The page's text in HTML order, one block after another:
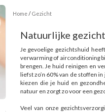
Home / Gezicht
Natuurlijke
Je gevoelige gezichtshuid
verwarming of airconditioning
brengen. Je huid reinigen en
liefst zo’n 60% van de stoffen
kiezen die je huid en
natuur en zorgt zo voor een
Veel van onze